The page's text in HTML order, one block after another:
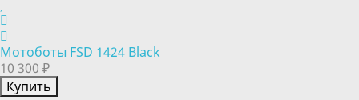
Мотоботы FSD 1424 Black
10 300 ₽
Купить